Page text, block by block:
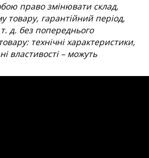
право змінювати склад,
товару, гарантійний період,
т. д. без попереднього
технічні характеристики,
властивості – можуть